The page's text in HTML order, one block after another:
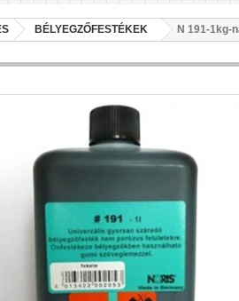
BÉLYEGZŐFESTÉKEK N 191-1kg-